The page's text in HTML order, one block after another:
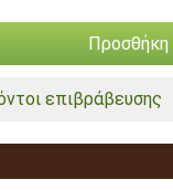
Προσθήκη
επιβράβευσης